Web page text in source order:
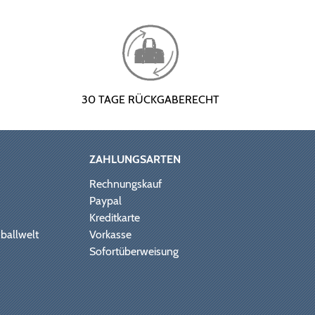
30 TAGE RÜCKGABERECHT
ZAHLUNGSARTEN
Rechnungskauf
Paypal
Kreditkarte
Vorkasse
Sofortüberweisung